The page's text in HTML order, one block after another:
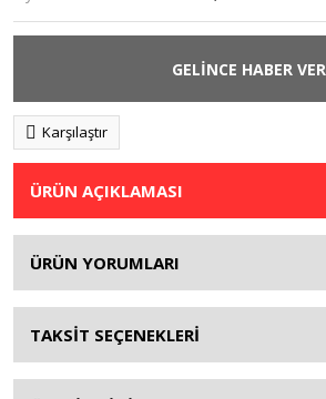
GELİNCE HABER VER
Karşılaştır
ÜRÜN AÇIKLAMASI
ÜRÜN YORUMLARI
TAKSİT SEÇENEKLERİ